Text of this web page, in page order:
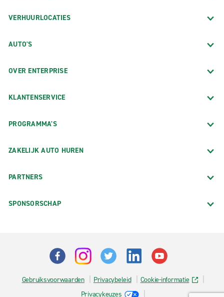
VERHUURLOCATIES
AUTO'S
OVER ENTERPRISE
KLANTENSERVICE
PROGRAMMA'S
ZAKELIJK AUTO HUREN
PARTNERS
SPONSORSCHAP
Gebruiksvoorwaarden Privacybeleid
Cookie-informatie
Privacykeuzes